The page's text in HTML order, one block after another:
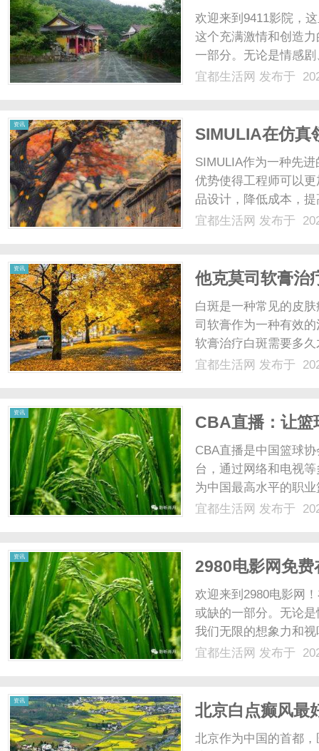
欢迎来到9411影院，
这个充满激情和创造
一部分。无论是情感
题材的需求。作为一
宜都生活网 发布于
资讯
SIMULIA在仿真
SIMULIA作为一种先
优势使得工程师可以
品设计，降低成本，
SIMULIA将会发挥越
宜都生活网 发布于
资讯
他克莫司软膏治
白斑是一种常见的皮
司软膏作为一种有效
软膏治疗白斑需要多
主要成分是他克莫司
宜都生活网 发布于
资讯
CBA直播：让篮
CBA直播是中国篮球
台，通过网络和电视
为中国最高水平的职
CBA直播则成为他们
宜都生活网 发布于
资讯
2980电影网免
欢迎来到2980电影网
或缺的一部分。无论
我们无限的想象力和
影平台，为广大电影
宜都生活网 发布于
资讯
北京白点癫风最
北京作为中国的首都